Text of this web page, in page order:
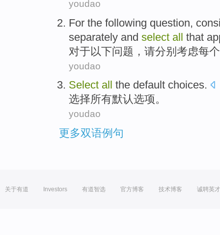
youdao
For the following question,
separately and select all that
对于以下问题 ，请分别 考虑每个
youdao
Select all the default choices.
选择所有默认选项。
youdao
更多双语例句
关于有道 Investors 有道智选 官方博客 技术博客 诚聘英才